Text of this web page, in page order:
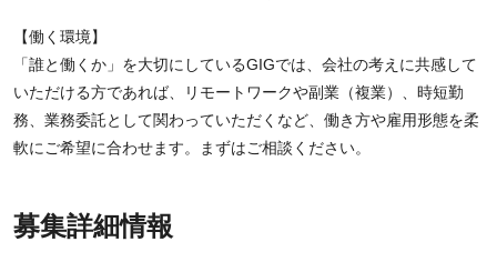
【働く環境】
「誰と働くか」を大切にしているGIGでは、会社の考えに共感して
いただける方であれば、リモートワークや副業（複業）、時短勤
務、業務委託として関わっていただくなど、働き方や雇用形態を柔
軟にご希望に合わせます。まずはご相談ください。
募集詳細情報